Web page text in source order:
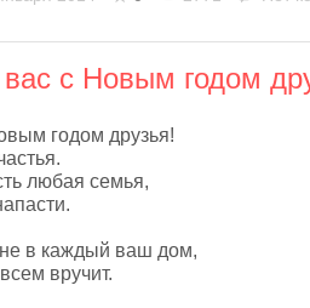
с Новым годом
годом друзья!
любая семья,
в каждый ваш дом,
вручит.